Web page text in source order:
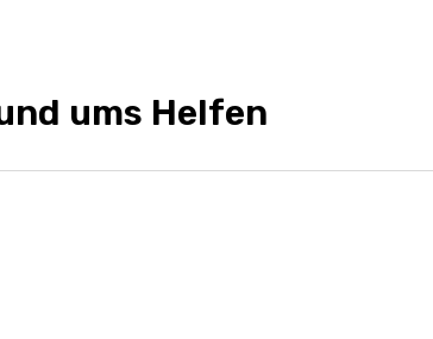
ums Helfen